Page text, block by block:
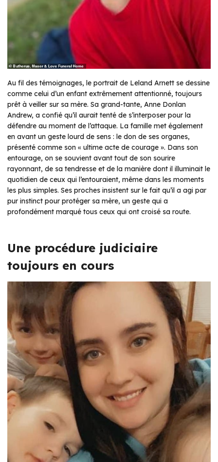
Au fil des témoignages, le portrait de Leland Arnett se dessine
comme celui d’un enfant extrêmement attentionné, toujours
prêt à veiller sur sa mère. Sa grand-tante, Anne Donlan
Andrew, a confié qu’il aurait tenté de s’interposer pour la
défendre au moment de l’attaque. La famille met également
en avant un geste lourd de sens : le don de ses organes,
présenté comme son « ultime acte de courage ». Dans son
entourage, on se souvient avant tout de son sourire
rayonnant, de sa tendresse et de la manière dont il illuminait le
quotidien de ceux qui l’entouraient, même dans les moments
les plus simples. Ses proches insistent sur le fait qu’il a agi par
pur instinct pour protéger sa mère, un geste qui a
profondément marqué tous ceux qui ont croisé sa route.
Une procédure judiciaire
toujours en cours